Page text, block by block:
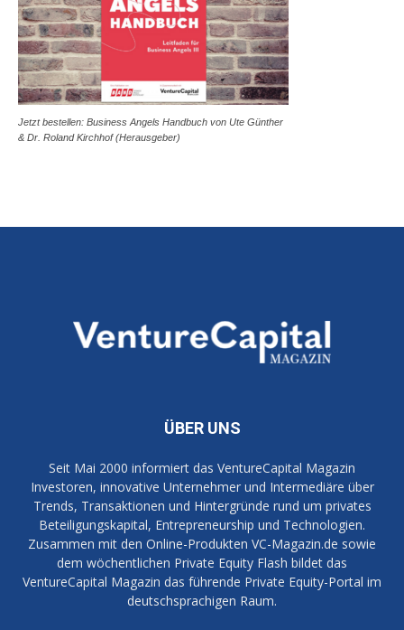
Jetzt bestellen: Business Angels Handbuch von Ute Günther
& Dr. Roland Kirchhof (Herausgeber)
ÜBER UNS
Seit Mai 2000 informiert das VentureCapital Magazin
Investoren, innovative Unternehmer und Intermediäre über
Trends, Transaktionen und Hintergründe rund um privates
Beteiligungskapital, Entrepreneurship und Technologien.
Zusammen mit den Online-Produkten VC-Magazin.de sowie
dem wöchentlichen Private Equity Flash bildet das
VentureCapital Magazin das führende Private Equity-Portal im
deutschsprachigen Raum.